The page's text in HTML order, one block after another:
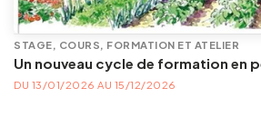
STAGE, COURS, FORMATION ET ATELIER
Un nouveau cycle de formation en
DU 13/01/2026 AU 15/12/2026